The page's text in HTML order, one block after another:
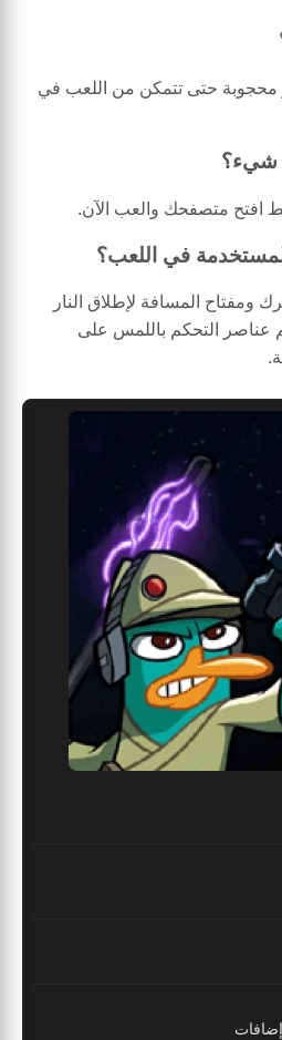
محجوبة حتى تتمكن من اللعب في
شيء؟
افتح متصفحك والعب الآن.
في اللعب؟
ومفتاح المسافة لإطلاق النار
عناصر التحكم باللمس على